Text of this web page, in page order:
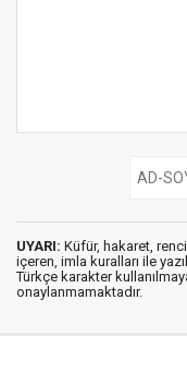
UYARI: Küfür, hakaret,
içeren, imla kuralları ile
Türkçe karakter
onaylanmamaktadır.